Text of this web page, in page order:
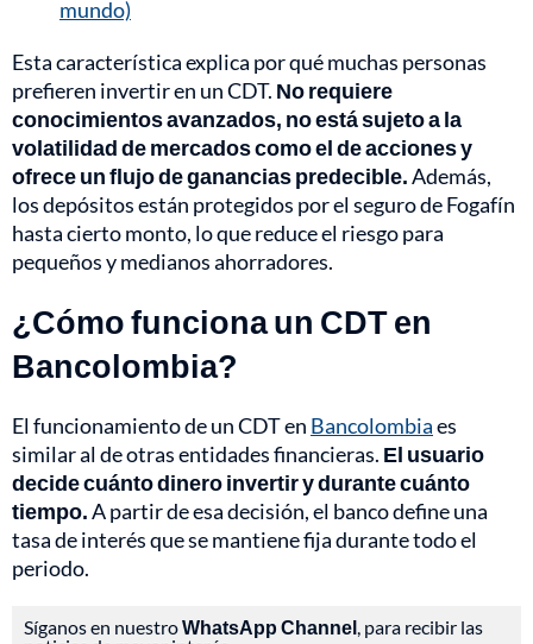
mundo)
Esta característica explica por qué muchas personas
prefieren invertir en un CDT. No requiere
conocimientos avanzados, no está sujeto a la
volatilidad de mercados como el de acciones y
ofrece un flujo de ganancias predecible.Además,
los depósitos están protegidos por el seguro de Fogafín
hasta cierto monto, lo que reduce el riesgo para
pequeños y medianos ahorradores.
¿Cómo funciona un CDT en
Bancolombia?
El funcionamiento de un CDT en Bancolombiaes
similar al de otras entidades financieras. El usuario
decide cuánto dinero invertir y durante cuánto
tiempo.A partir de esa decisión, el banco define una
tasa de interés que se mantiene fija durante todo el
periodo.
Síganos en nuestroWhatsApp Channel, para recibir las